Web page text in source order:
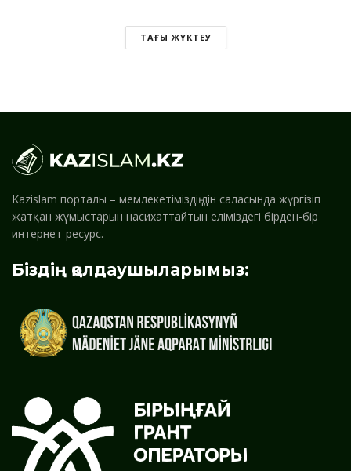
ТАҒЫ ЖҮКТЕУ
Kazislam порталы – мемлекетіміздің дін саласында жүргізіп
жатқан жұмыстарын насихаттайтын еліміздегі бірден-бір
интернет-ресурс.
Біздің қолдаушыларымыз: